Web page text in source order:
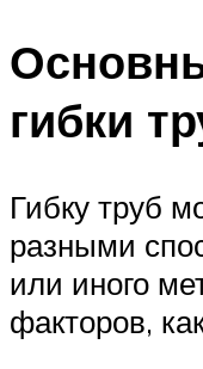
гибки
Гибку труб
разными
или иного
факторов,